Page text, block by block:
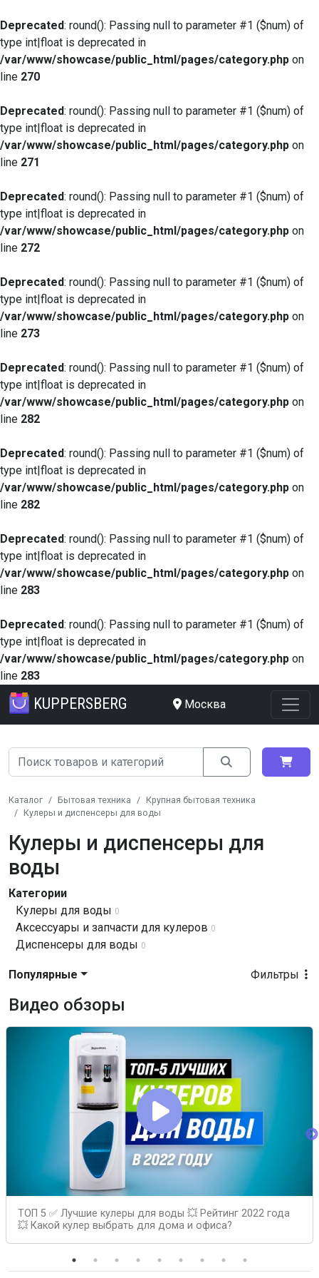
Deprecated: round(): Passing null to parameter #1 ($num) of
type int|float is deprecated in
/var/www/showcase/public_html/pages/category.php on
line 270
Deprecated: round(): Passing null to parameter #1 ($num) of
type int|float is deprecated in
/var/www/showcase/public_html/pages/category.php on
line 271
Deprecated: round(): Passing null to parameter #1 ($num) of
type int|float is deprecated in
/var/www/showcase/public_html/pages/category.php on
line 272
Deprecated: round(): Passing null to parameter #1 ($num) of
type int|float is deprecated in
/var/www/showcase/public_html/pages/category.php on
line 273
Deprecated: round(): Passing null to parameter #1 ($num) of
type int|float is deprecated in
/var/www/showcase/public_html/pages/category.php on
line 282
Deprecated: round(): Passing null to parameter #1 ($num) of
type int|float is deprecated in
/var/www/showcase/public_html/pages/category.php on
line 282
Deprecated: round(): Passing null to parameter #1 ($num) of
type int|float is deprecated in
/var/www/showcase/public_html/pages/category.php on
line 283
Deprecated: round(): Passing null to parameter #1 ($num) of
type int|float is deprecated in
/var/www/showcase/public_html/pages/category.php on
line 283
KUPPERSBERG Москва
Каталог Бытовая техника
Крупная бытовая техника
Кулеры и диспенсеры для воды
Кулеры и диспенсеры для
воды
Категории
Кулеры для воды 0
Аксессуары и запчасти для кулеров 0
Диспенсеры для воды 0
Фильтры
Популярные
Видео обзоры
ТОП 5 ✅ Лучшие кулеры для воды 💥 Рейтинг 2022 года
💥 Какой кулер выбрать для дома и офиса?